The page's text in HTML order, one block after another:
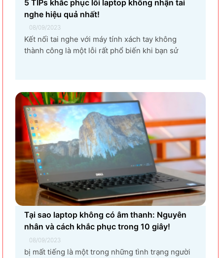
5 TIPs khắc phục lỗi laptop không nhận tai
nghe hiệu quả nhất!
08/09/2023
Kết nối tai nghe với máy tính xách tay không
thành công là một lỗi rất phổ biến khi bạn sử
Tại sao laptop không có âm thanh: Nguyên
nhân và cách khắc phục trong 10 giây!
08/09/2023
bị mất tiếng là một trong những tình trạng người